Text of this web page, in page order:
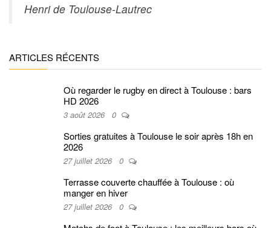
Henri de Toulouse-Lautrec
ARTICLES RÉCENTS
Où regarder le rugby en direct à Toulouse : bars
HD 2026
3 août 2026 0
Sorties gratuites à Toulouse le soir après 18h en
2026
27 juillet 2026 0
Terrasse couverte chauffée à Toulouse : où
manger en hiver
27 juillet 2026 0